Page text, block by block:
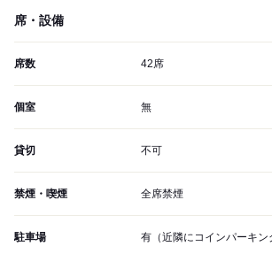
席・設備
席数 42席
個室 無
貸切 不可
禁煙・喫煙 全席禁煙
駐車場 有（近隣にコインパーキン